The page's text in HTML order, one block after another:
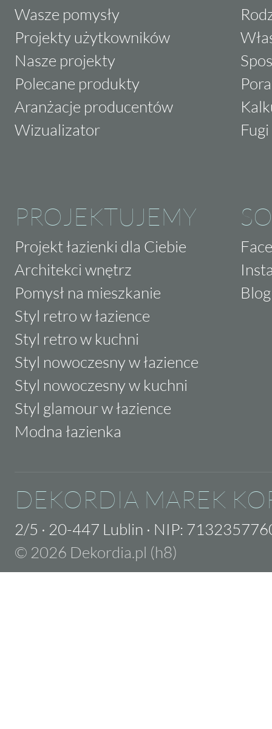
Wasze pomysły
Projekty użytkowników
Nasze projekty
Polecane produkty
Aranżacje producentów
Wizualizator
PROJEKTUJEMY
Projekt łazienki dla Ciebie
Architekci wnętrz
Pomysł na mieszkanie
Styl retro w łazience
Styl retro w kuchni
Styl nowoczesny w łazience
Styl nowoczesny w kuchni
Styl glamour w łazience
Modna łazienka
Blog
DEKORDIA MAREK
2/5 · 20-447 Lublin · NIP:
© 2026 Dekordia.pl (h8)